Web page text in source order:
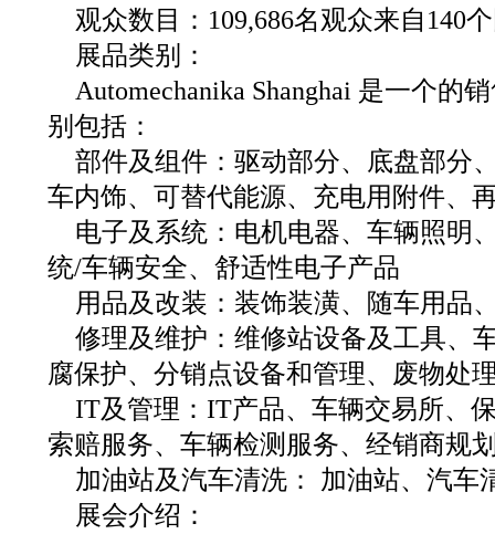
观众数目：109,686名观众来自140
展品类别：
Automechanika Shanghai 是一个的
别包括：
部件及组件：驱动部分、底盘部分
车内饰、可替代能源、充电用附件、
电子及系统：电机电器、车辆照明
统/车辆安全、舒适性电子产品
用品及改装：装饰装潢、随车用品
修理及维护：维修站设备及工具、
腐保护、分销点设备和管理、废物处
IT及管理：IT产品、车辆交易所、
索赔服务、车辆检测服务、经销商规
加油站及汽车清洗： 加油站、汽车
展会介绍：